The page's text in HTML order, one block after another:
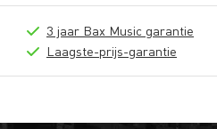
3 jaar Bax Music garantie
Laagste-prijs-garantie